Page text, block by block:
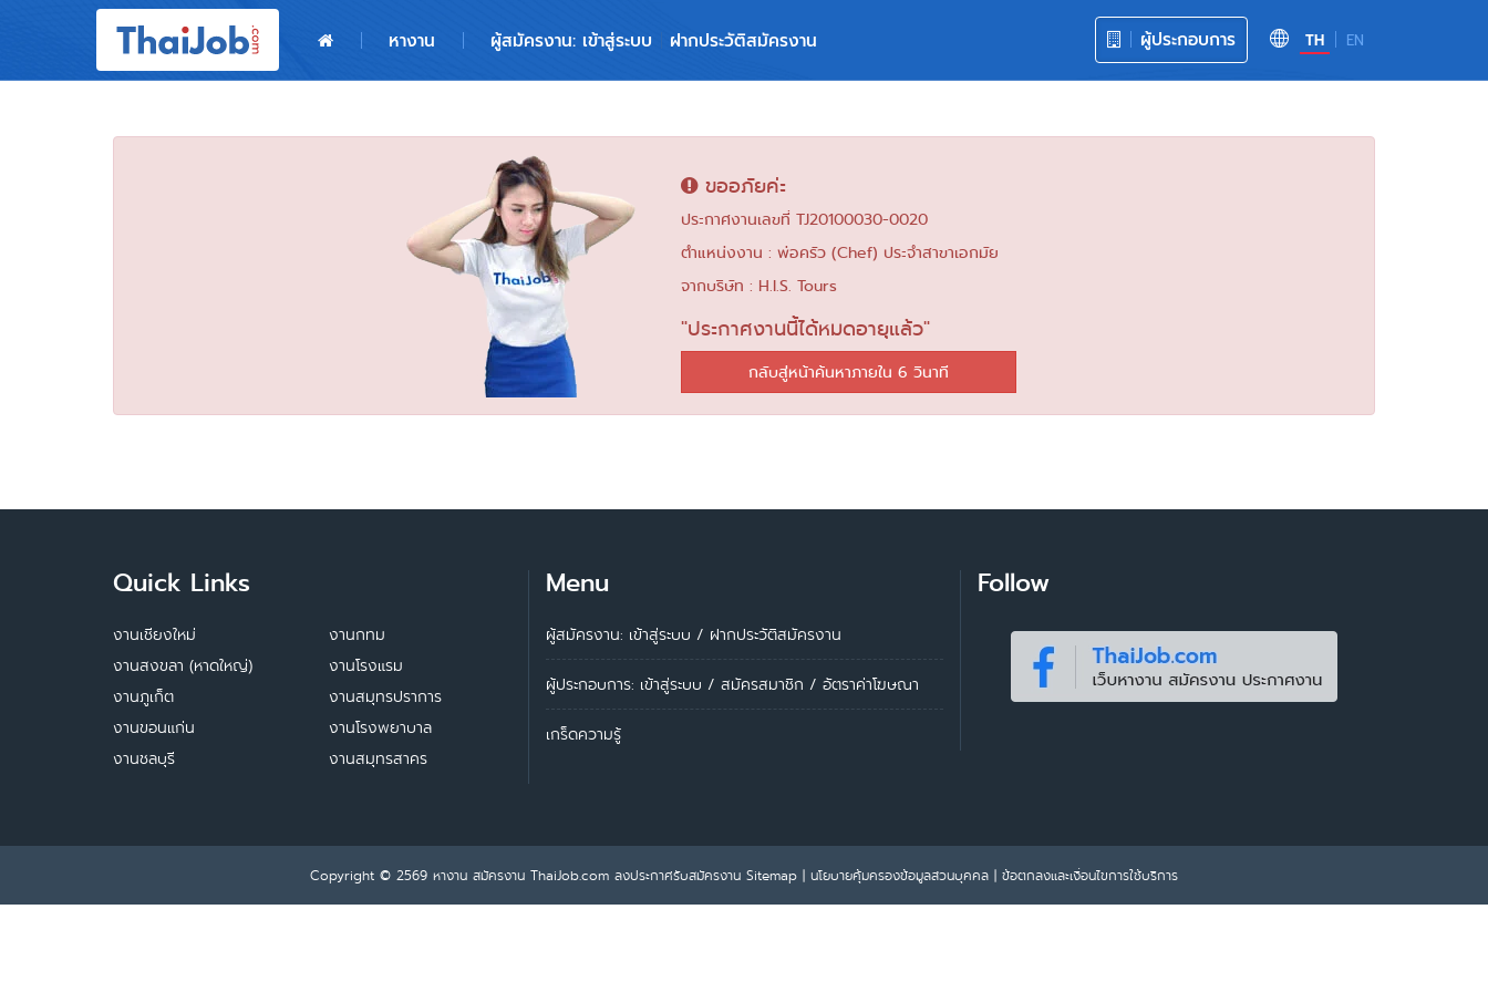
TH EN
ผู้ประกอบการ
หางาน ผู้สมัครงาน: เข้าสู่ระบบ ฝากประวัติสมัครงาน
ผู้สมัครงาน: เข้าสู่ระบบ
ขออภัยค่ะ
ประกาศงานเลขที่ TJ20100030-0020
ตำแหน่งงาน : พ่อครัว (Chef) ประจำสาขาเอกมัย
จากบริษัท : H.I.S. Tours
"ประกาศงานนี้ได้หมดอายุแล้ว"
กลับสู่หน้าค้นหาภายใน 6 วินาที
Quick Links
งานเชียงใหม่
งานสงขลา (หาดใหญ่)
งานภูเก็ต
งานขอนแก่น
งานชลบุรี
งานกทม
งานโรงแรม
งานสมุทรปราการ
งานโรงพยาบาล
งานสมุทรสาคร
Menu
ผู้สมัครงาน: เข้าสู่ระบบ / ฝากประวัติสมัครงาน
ผู้ประกอบการ: เข้าสู่ระบบ / สมัครสมาชิก / อัตราค่าโฆษณา
เกร็ดความรู้
Follow
Copyright © 2569 หางาน สมัครงาน ThaiJob.com ลงประกาศรับสมัครงาน Sitemap | นโยบายคุ้มครองข้อมูลส่วนบุคคล | ข้อตกลงและเงื่อนไขการใช้บริการ